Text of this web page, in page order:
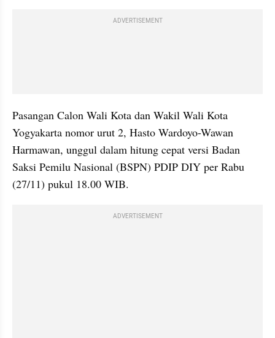
ADVERTISEMENT
Pasangan Calon Wali Kota dan Wakil Wali Kota
Yogyakarta nomor urut 2, Hasto Wardoyo-Wawan
Harmawan, unggul dalam hitung cepat versi Badan
Saksi Pemilu Nasional (BSPN) PDIP DIY per Rabu
(27/11) pukul 18.00 WIB.
ADVERTISEMENT